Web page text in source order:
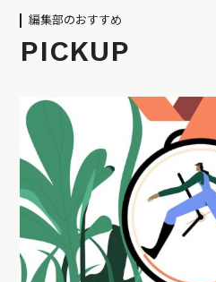
編集部のおすすめ
PICKUP